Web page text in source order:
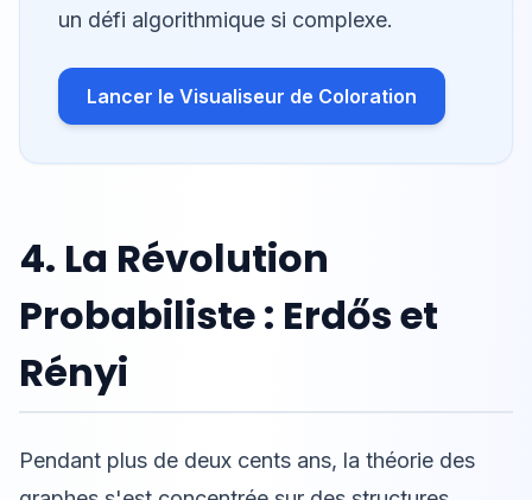
un défi algorithmique si complexe.
Lancer le Visualiseur de Coloration
4. La Révolution
Probabiliste : Erdős et
Rényi
Pendant plus de deux cents ans, la théorie des